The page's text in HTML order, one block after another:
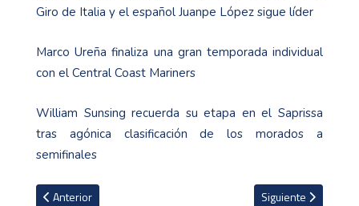
Giro de Italia y el español Juanpe López sigue líder
Marco Ureña finaliza una gran temporada individual
con el Central Coast Mariners
William Sunsing recuerda su etapa en el Saprissa
tras agónica clasificación de los morados a
semifinales
Artículo anterior: Liverpool mantiene vivas sus opciones al título
Anterior Artículo siguiente:
Siguiente